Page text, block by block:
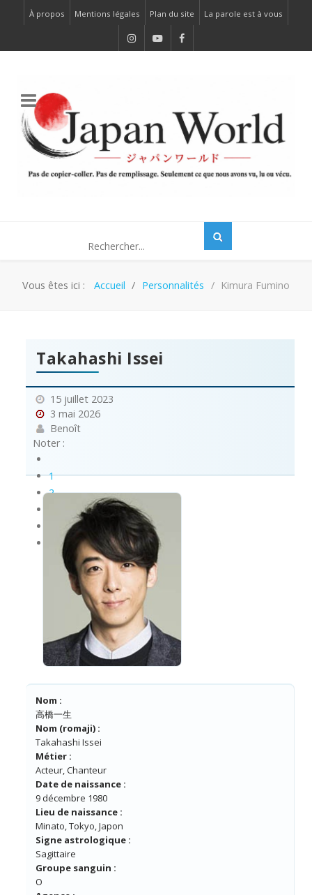
À propos Mentions légales Plan du site La parole est à vous
Vous êtes ici : Accueil Personnalités Kimura Fumino
Takahashi Issei
15 juillet 2023
3 mai 2026
Benoît
Noter :
1
2
Nom :
高橋一生
Nom (romaji) :
Takahashi Issei
Métier :
Acteur, Chanteur
Date de naissance :
9 décembre 1980
Lieu de naissance :
Minato, Tokyo, Japon
Signe astrologique :
Sagittaire
Groupe sanguin :
O